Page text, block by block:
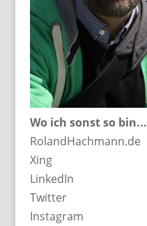
Wo ich sonst so bin...
RolandHachmann.de
Xing
LinkedIn
Twitter
Instagram